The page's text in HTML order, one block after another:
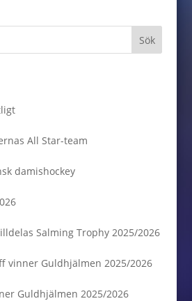
All Star-team
damishockey
Salming Trophy 2025/2026
vinner Guldhjälmen 2025/2026
Guldhjälmen 2025/2026